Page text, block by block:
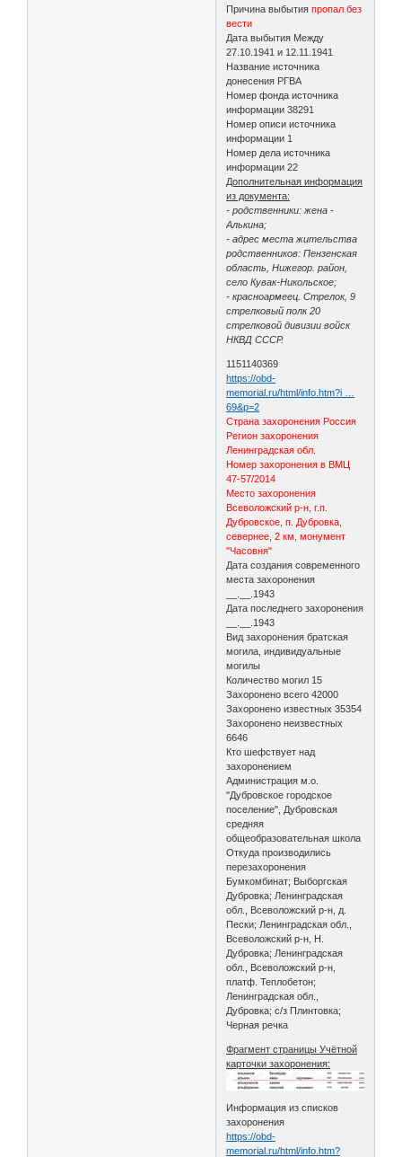
Причина выбытияпропал без
вести
Дата выбытия Между
27.10.1941 и 12.11.1941
Название источника
донесения РГВА
Номер фонда источника
информации 38291
Номер описи источника
информации 1
Номер дела источника
информации 22
Дополнительная информация
из документа:
- родственники: жена -
Алькина;
- адрес места жительства
родственников: Пензенская
область, Нижегор. район,
село Кувак-Никольское;
- красноармеец. Стрелок, 9
стрелковый полк 20
стрелковой дивизии войск
НКВД СССР.
1151140369
https://obd-
memorial.ru/html/info.htm?i …
69&p=2
Страна захоронения Россия
Регион захоронения
Ленинградская обл.
Номер захоронения в ВМЦ
47-57/2014
Место захоронения
Всеволожский р-н, г.п.
Дубровское, п. Дубровка,
севернее, 2 км, монумент
"Часовня"
Дата создания современного
места захоронения
__.__.1943
Дата последнего захоронения
__.__.1943
Вид захоронения братская
могила, индивидуальные
могилы
Количество могил 15
Захоронено всего 42000
Захоронено известных 35354
Захоронено неизвестных
6646
Кто шефствует над
захоронением
Администрация м.о.
"Дубровское городское
поселение", Дубровская
средняя
общеобразовательная школа
Откуда производились
перезахоронения
Бумкомбинат; Выборгская
Дубровка; Ленинградская
обл., Всеволожский р-н, д.
Пески; Ленинградская обл.,
Всеволожский р-н, Н.
Дубровка; Ленинградская
обл., Всеволожский р-н,
платф. Теплобетон;
Ленинградская обл.,
Дубровка; с/з Плинтовка;
Черная речка
Фрагмент страницы Учётной
карточки захоронения:
Информация из списков
захоронения
https://obd-
memorial.ru/html/info.htm?